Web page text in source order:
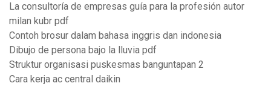
La consultoría de empresas guía para la profesión autor
milan kubr pdf
Contoh brosur dalam bahasa inggris dan indonesia
Dibujo de persona bajo la lluvia pdf
Struktur organisasi puskesmas banguntapan 2
Cara kerja ac central daikin